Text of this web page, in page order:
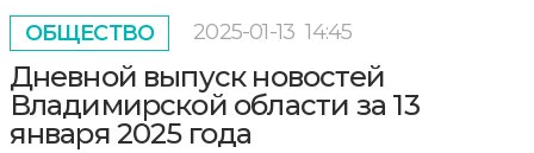
ОБЩЕСТВО 2025-01-13 14:45
Дневной выпуск новостей
Владимирской области за 13
января 2025 года